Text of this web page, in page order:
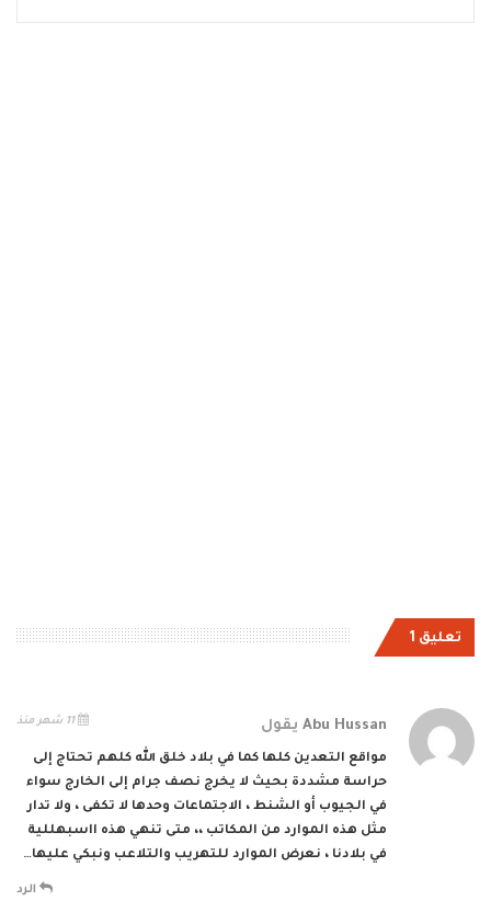
تعليق 1
Abu Hussan يقول 11 شهر منذ
مواقع التعدين كلها كما في بلاد خلق الله كلهم تحتاج إلى
حراسة مشددة بحيث لا يخرج نصف جرام إلى الخارج سواء
في الجيوب أو الشنط ، الاجتماعات وحدها لا تكفى ، ولا تدار
مثل هذه الموارد من المكاتب ،، متى تنهي هذه ااسبهللية
في بلادنا ، نعرض الموارد للتهريب والتلاعب ونبكي عليها…
الرد